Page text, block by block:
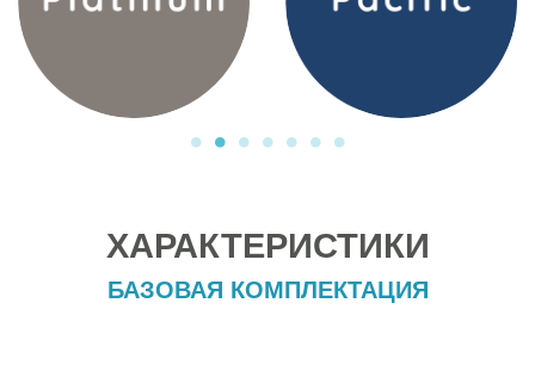
ХАРАКТЕРИСТИКИ
БАЗОВАЯ КОМПЛЕКТАЦИЯ